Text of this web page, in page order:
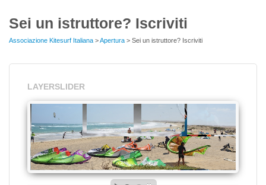
Sei un istruttore? Iscriviti
Associazione Kitesurf Italiana >Apertura > Sei un istruttore? Iscriviti
LAYERSLIDER